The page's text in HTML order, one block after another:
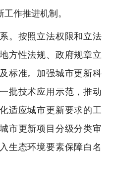
作推进机制。
按照立法权限和立法
方性法规、政府规章立
标准。加强城市更新科
批技术应用示范，推动
适应城市更新要求的工
市更新项目分级分类审
生态环境要素保障白名